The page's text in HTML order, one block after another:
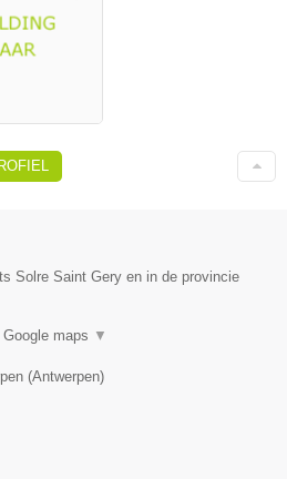
Solre Saint Gery en in de provincie
Google maps ▼
(Antwerpen)